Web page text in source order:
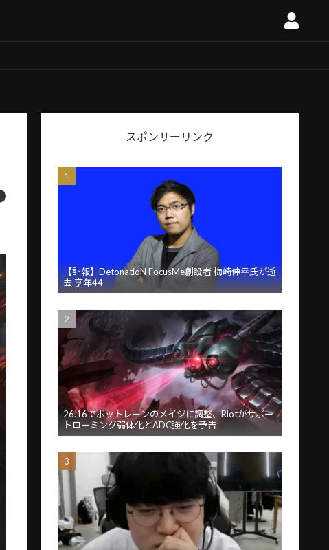
スポンサーリンク
【訃報】DetonatioN FocusMe創設者 梅崎伸幸氏が逝
去 享年44
26.16でボットレーンのメイジに調整、Riotがサポー
トローミング弱体化とADC強化を予告